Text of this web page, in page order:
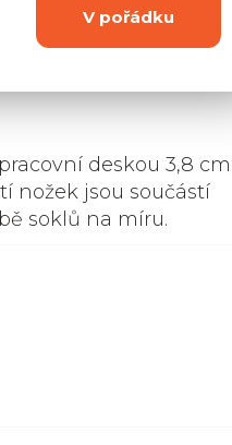
Zobrazitdalších 24 možností
deskou 3,8 cm
nožek jsou součástí
soklů na míru.
V pořádku